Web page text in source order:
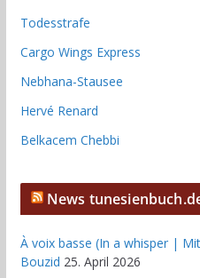
Todesstrafe
Cargo Wings Express
Nebhana-Stausee
Hervé Renard
Belkacem Chebbi
News
À voix basse (In a whisper |
Bouzid 25. April 2026